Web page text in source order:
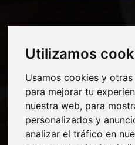
Utilizamos
Usamos cookies y
para mejorar tu
nuestra web, para
personalizados y
analizar el tráfico en
Restaurantes
chino japonesa